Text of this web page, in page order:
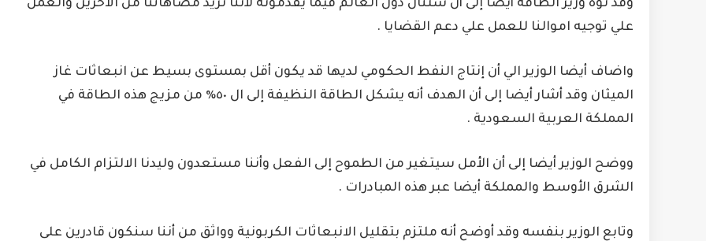
وقد نوه وزير الطاقة أيضا إلى أن ستنال دول العالم فيما يقدمونه لأننا نريد مضاهاتنا من الآخرين والعمل
علي توجيه اموالنا للعمل علي دعم القضايا .
واضاف أيضا الوزير الي أن إنتاج النفط الحكومي لديها قد يكون أقل بمستوى بسيط عن انبعاثات غاز
الميثان وقد أشار أيضا إلى أن الهدف أنه يشكل الطاقة النظيفة إلى ال ٥٠٪ من مزيج هذه الطاقة في
المملكة العربية السعودية .
ووضح الوزير أيضا إلى أن الأمل سيتغير من الطموح إلى الفعل وأننا مستعدون وليدنا الالتزام الكامل في
الشرق الأوسط والمملكة أيضا عبر هذه المبادرات .
وتابع الوزير بنفسه وقد أوضح أنه ملتزم بتقليل الانبعاثات الكربونية وواثق من أننا سنكون قادرين على